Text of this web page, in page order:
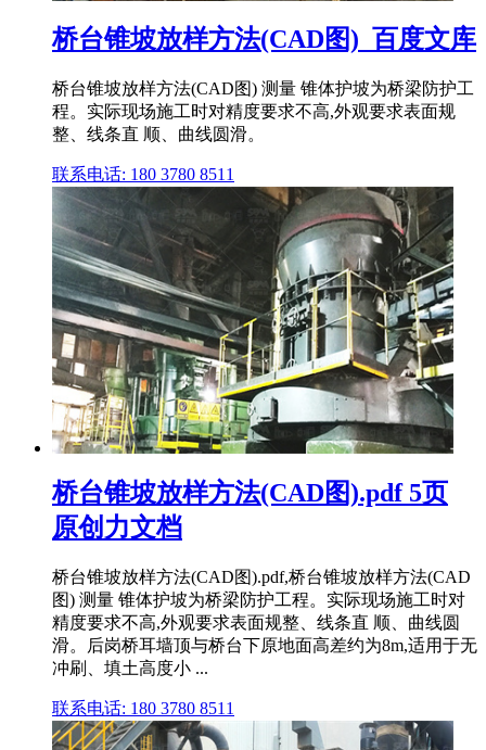
桥台锥坡放样方法(CAD图)_百度文库
桥台锥坡放样方法(CAD图) 测量 锥体护坡为桥梁防护工
程。实际现场施工时对精度要求不高,外观要求表面规
整、线条直 顺、曲线圆滑。
联系电话: 180 3780 8511
桥台锥坡放样方法(CAD图).pdf 5页
原创力文档
桥台锥坡放样方法(CAD图).pdf,桥台锥坡放样方法(CAD
图) 测量 锥体护坡为桥梁防护工程。实际现场施工时对
精度要求不高,外观要求表面规整、线条直 顺、曲线圆
滑。后岗桥耳墙顶与桥台下原地面高差约为8m,适用于无
冲刷、填土高度小 ...
联系电话: 180 3780 8511